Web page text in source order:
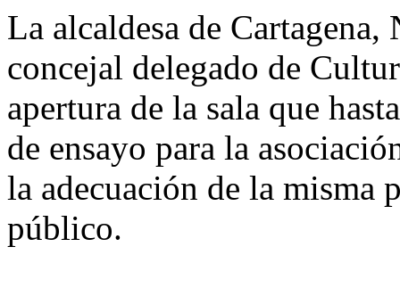
La alcaldesa de
concejal delegado de
apertura de la sala que
de ensayo para la
la adecuación de la misma
público.